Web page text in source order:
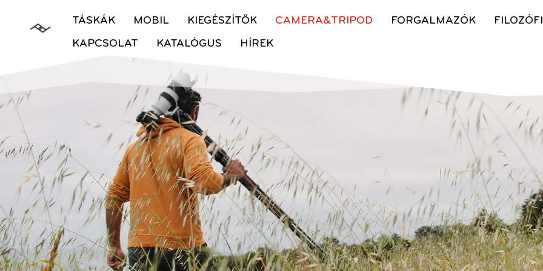
TÁSKÁK MOBIL KIEGÉSZÍTŐK CAMERA&TRIPOD FORGALMAZÓK
KAPCSOLAT
KATALÓGUS HÍREK